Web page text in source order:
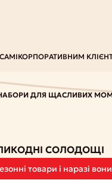
КОРПОРАТИВНИМ
ДЛЯ ЩАСЛИВИХ
СОЛОДОЩІ
товари і наразі